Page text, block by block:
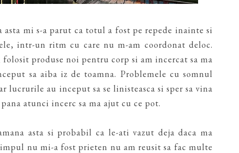
mi s-a parut ca totul a fost pe repede inainte si
intr-un ritm cu care nu m-am coordonat deloc.
produse noi pentru corp si am incercat sa ma
sa aiba iz de toamna. Problemele cu somnul
lucrurile au inceput sa se linisteasca si sper sa vina
atunci incerc sa ma ajut cu ce pot.
asta si probabil ca le-ati vazut deja daca ma
nu mi-a fost prieten nu am reusit sa fac multe